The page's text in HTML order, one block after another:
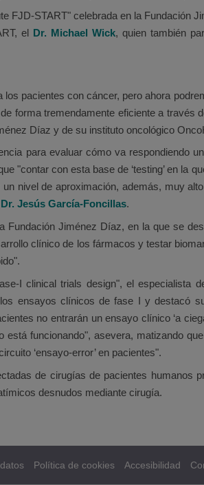
FJD-START" celebrada en la Fundación
el Dr. Michael Wick, quien también
pacientes con cáncer, pero ahora
forma tremendamente eficiente a través
Díaz y de su instituto oncológico
para evaluar cómo va respondiendo
"contar con esta base de ‘testing’ en la
nivel de aproximación, además, muy
Dr. Jesús García-Foncillas.
Fundación Jiménez Díaz, en la que se
clínico de los fármacos y testar
I clinical trials design", el especialista
ensayos clínicos de fase I y destacó
no entrarán un ensayo clínico ‘a
funcionando", asevera, matizando
‘ensayo-error’ en pacientes".
de cirugías de pacientes humanos
desnudos mediante cirugía.
Política de cookies Accesibilidad